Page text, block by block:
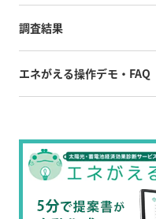
調査結果
エネがえる操作デモ・FAQ